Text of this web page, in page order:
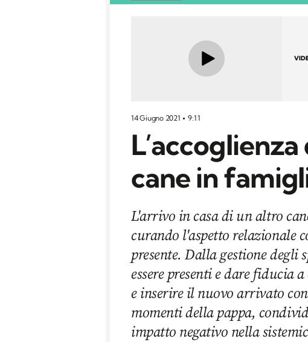
14 Giugno 2021 9:11
cane in
L'arrivo in casa di un altro
curando l'aspetto relazionale
presente. Dalla gestione degli
essere presenti e dare fiducia
e inserire il nuovo arrivato
momenti della pappa,
impatto negativo nella